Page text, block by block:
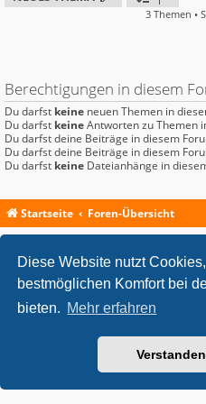
Diese Website nutzt
bestmöglichen Komfort bei
bieten. Mehr erfahren
3 Themen •
Berechtigungen in diesem
Du darfst keine neuen Themen in
Du darfst keineAntworten zu Themen
Du darfst deine Beiträge in diesem
Du darfst deine Beiträge in diesem
Du darfst keine Dateianhänge in
Startseite Foren-Übersicht
Powered byphpBB® Forum
Deutsche